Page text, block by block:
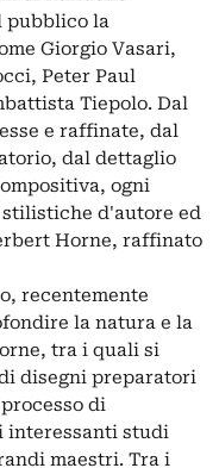
pubblico la
Giorgio Vasari,
Peter Paul
Tiepolo. Dal
e raffinate, dal
dal dettaglio
ogni
d'autore ed
Horne, raffinato
recentemente
la natura e la
tra i quali si
disegni preparatori
di
interessanti studi
maestri. Tra i